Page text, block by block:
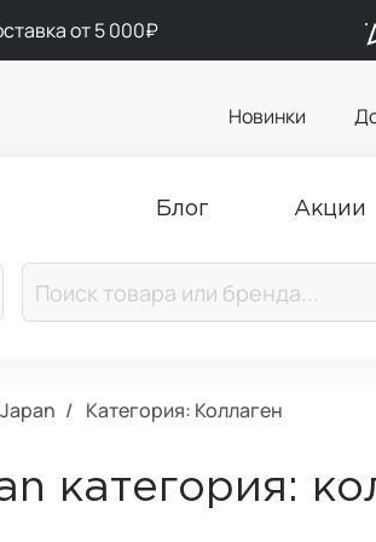
от 5 000₽
Новинки
Блог Акции
Категория: Коллаген
категория: